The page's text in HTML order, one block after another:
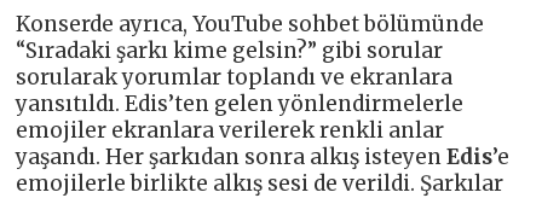
Konserde ayrıca, YouTube sohbet bölümünde
“Sıradaki şarkı kime gelsin?” gibi sorular
sorularak yorumlar toplandı ve ekranlara
yansıtıldı. Edis’ten gelen yönlendirmelerle
emojiler ekranlara verilerek renkli anlar
yaşandı. Her şarkıdan sonra alkış isteyenEdis’e
emojilerle birlikte alkış sesi de verildi. Şarkılar